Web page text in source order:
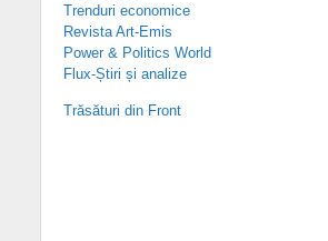
Trenduri economice
Revista Art-Emis
Power & Politics World
Flux-Știri și analize
Trăsături din Front